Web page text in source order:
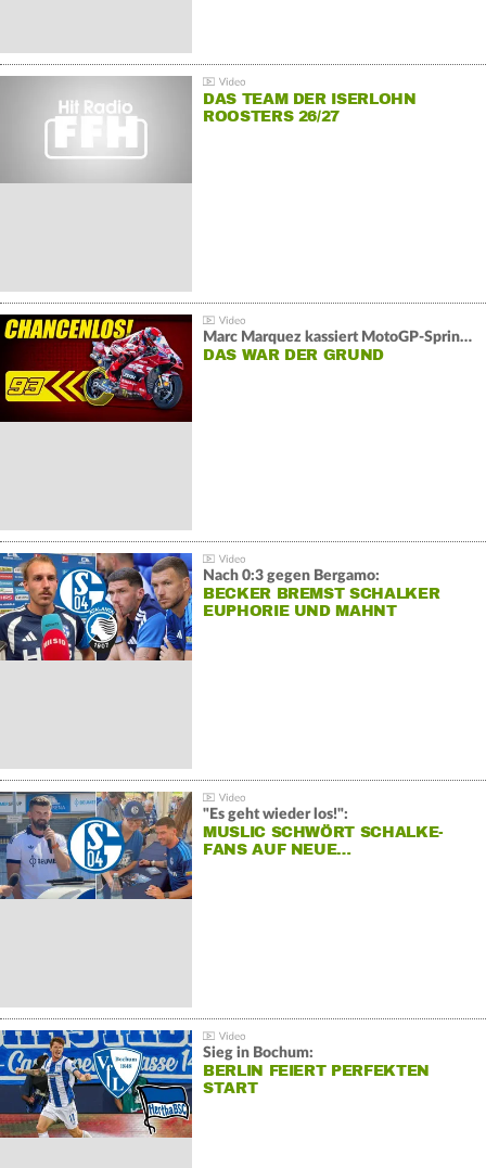
DAS TEAM DER ISERLOHN
ROOSTERS 26/27
Marc Marquez kassiert MotoGP-Sprint-Schlappe:
DAS WAR DER GRUND
Nach 0:3 gegen Bergamo:
BECKER BREMST SCHALKER
EUPHORIE UND MAHNT
"Es geht wieder los!":
MUSLIC SCHWÖRT SCHALKE-
FANS AUF NEUE…
Sieg in Bochum:
BERLIN FEIERT PERFEKTEN
START